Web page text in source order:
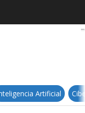
los plásticos en
Artificial